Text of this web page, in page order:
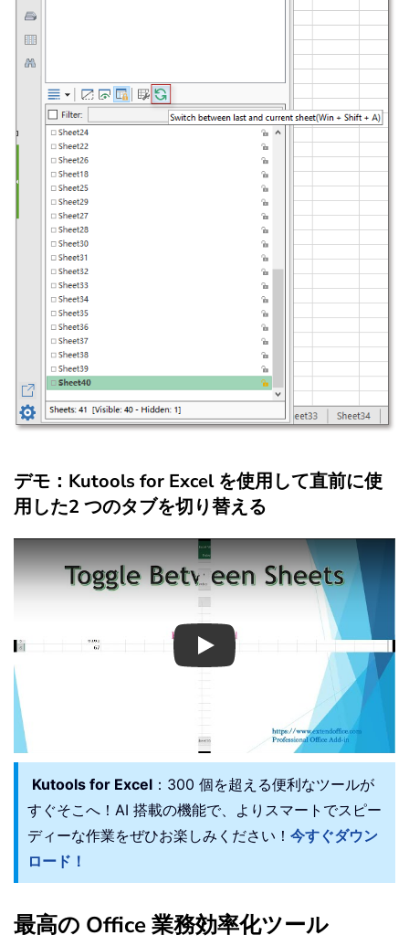
デモ：Kutools for Excel を使用して直前に使
用した2 つのタブを切り替える
Play
Kutools for Excel ：300 個を超える便利なツールが
すぐそこへ！AI 搭載の機能で、よりスマートでスピー
ディーな作業をぜひお楽しみください！ 今すぐダウン
ロード！
最高の Office 業務効率化ツール